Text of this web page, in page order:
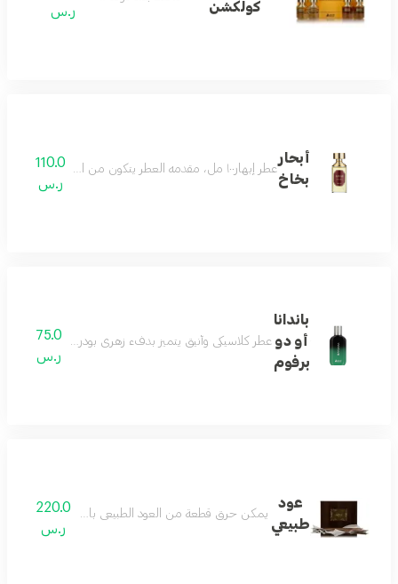
كولكشن
ر.س
أبحار
بخاخ
عطر إبهار١٠٠ مل، مقدمه العطر يتكون من الخشب الشرقي والزعفران والبرغموت ،ريحة الزهور تخلي الريحة خفيفة وتوازن الريحة والمقدمه الخشبية تخلي العطر قوي ودافي
110.0
ر.س
باندانا
أو دو
برفوم
عطر كلاسيكي وأنيق يتميز بدفء زهري بودري وخشبي مع مزيج
75.0
ر.س
عود
طبيعي
يمكن حرق قطعة من العود الطبيعي باستخدام مبخر،
220.0
ر.س